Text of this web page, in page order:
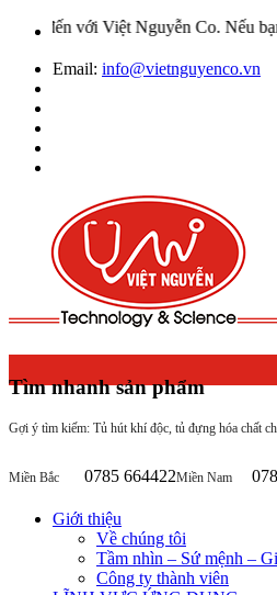
Việt Nguyễn Co. Nếu bạn cần giúp
Email: info@vietnguyenco.vn
Tìm nhanh sản phẩm
Gợi ý tìm kiếm: Tủ hút khí độc, tủ đựng hóa chất
Miền Bắc 0785 664422Miền Nam
Giới thiệu
Về chúng tôi
Tầm nhìn – Sứ mệnh –
Công ty thành viên